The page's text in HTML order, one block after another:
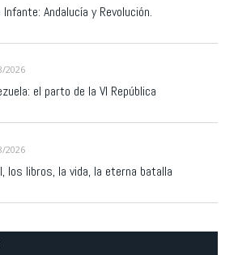
Infante: Andalucía y Revolución.
2026
el parto de la VI República
2026
los libros, la vida, la eterna batalla